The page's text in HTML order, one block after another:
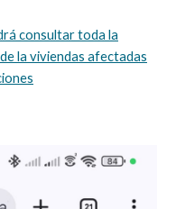
consultar toda la
la viviendas afectadas